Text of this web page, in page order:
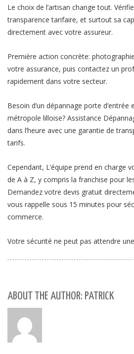
Le choix de l’artisan change tout.
transparence tarifaire, et surtout sa
directement avec votre assureur.
Première action concrète:
votre assurance, puis contactez un
rapidement dans votre secteur.
Besoin d’un dépannage porte d’entrée
métropole lilloise? Assistance
dans l’heure avec une garantie de
tarifs.
Cependant, L’équipe prend en charge
de A à Z, y compris la franchise pour
Demandez votre devis gratuit
vous rappelle sous 15 minutes pour
commerce.
Votre sécurité ne peut pas attendre
ABOUT THE AUTHOR: PATRICK